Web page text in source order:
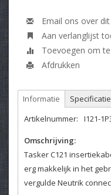
Email ons over
Aan verlanglijst
Toevoegen om
Afdrukken
Informatie
Artikelnummer: I121-
Omschrijving:
Tasker C121
erg makkelijk in het
vergulde Neutrik